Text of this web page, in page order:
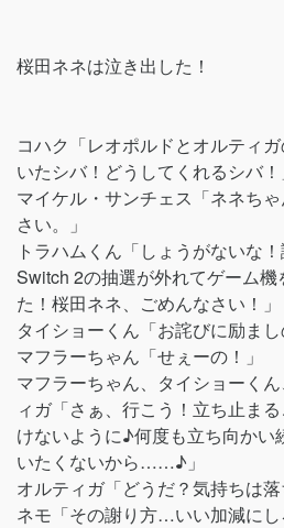
桜田ネネは泣き出した！
コハク「レオポルドとオルティ
いたシバ！どうしてくれるシバ！
マイケル・サンチェス「ネネち
さい。」
トラハムくん「しょうがないな
Switch 2の抽選が外れてゲーム
た！桜田ネネ、ごめんなさい！」
タイショーくん「お詫びに励まし
マフラーちゃん「せぇーの！」
マフラーちゃん、タイショーく
ィガ「さぁ、行こう！立ち止ま
けないように♪何度も立ち向か
いたくないから……♪」
オルティガ「どうだ？気持ちは落
ネモ「その謝り方…いい加減にし